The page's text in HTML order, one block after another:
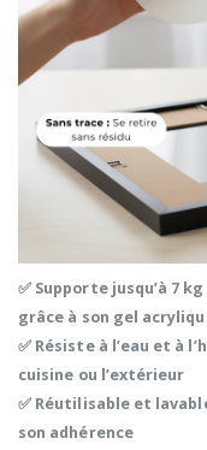
✅ Supporte jusqu’à 7 kg
grâce à son gel
✅ Résiste à l’eau et à
cuisine ou l’extérieur
✅ Réutilisable et
son adhérence